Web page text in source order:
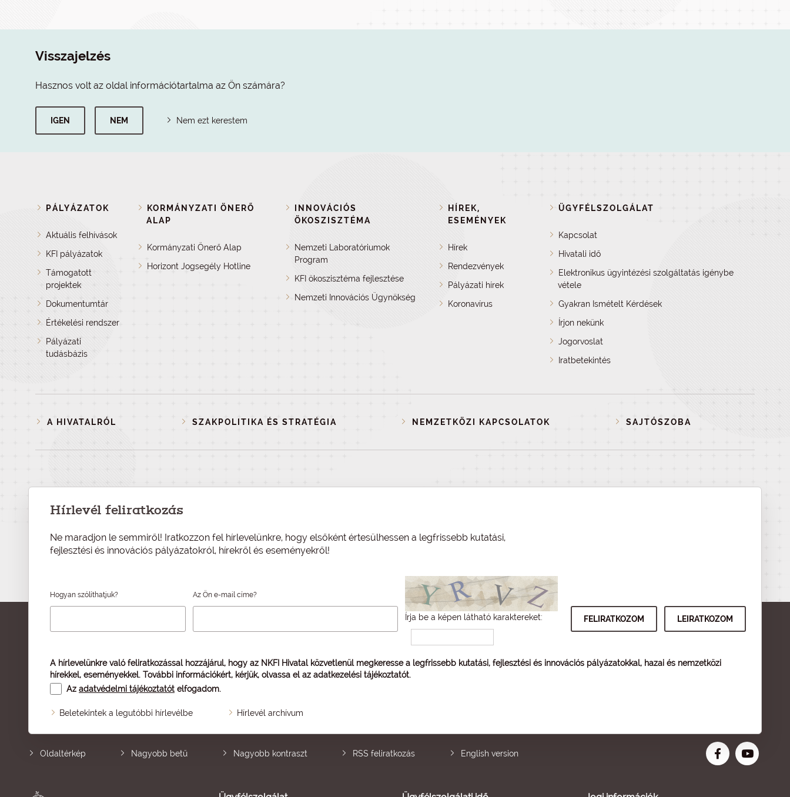
Visszajelzés
Hasznos volt az oldal információtartalma az Ön számára?
IGEN NEM Nem ezt kerestem
PÁLYÁZATOK
Aktuális felhívások
KFI pályázatok
Támogatott
projektek
Dokumentumtár
Értékelési rendszer
Pályázati
tudásbázis
KORMÁNYZATI ÖNERŐ
ALAP
Kormányzati Önerő Alap
Horizont Jogsegély Hotline
INNOVÁCIÓS
ÖKOSZISZTÉMA
Nemzeti Laboratóriumok
Program
KFI ökoszisztéma fejlesztése
Nemzeti Innovációs Ügynökség
HÍREK,
ESEMÉNYEK
Hírek
Rendezvények
Pályázati hírek
Koronavírus
ÜGYFÉLSZOLGÁLAT
Kapcsolat
Hivatali idő
Elektronikus ügyintézési szolgáltatás igénybe
vétele
Gyakran Ismételt Kérdések
Írjon nekünk
Jogorvoslat
Iratbetekintés
A HIVATALRÓL SZAKPOLITIKA ÉS STRATÉGIA NEMZETKÖZI KAPCSOLATOK SAJTÓSZOBA
Hírlevél feliratkozás
Ne maradjon le semmiről! Iratkozzon fel hírlevelünkre, hogy elsőként értesülhessen a legfrissebb kutatási,
fejlesztési és innovációs pályázatokról, hírekről és eseményekről!
Hogyan szólíthatjuk? Az Ön e-mail címe?
Írja be a képen látható karaktereket:
A hírlevelünkre való feliratkozással hozzájárul, hogy az NKFI Hivatal közvetlenül megkeresse a legfrissebb kutatási, fejlesztési és innovációs pályázatokkal, hazai és nemzetközi
hírekkel, eseményekkel. További információkért, kérjük, olvassa el az adatkezelési tájékoztatót.
Az adatvédelmi tájékoztatót elfogadom.
Beletekintek a legutóbbi hírlevélbe Hírlevél archívum
Oldaltérkép Nagyobb betű Nagyobb kontraszt RSS feliratkozás English version